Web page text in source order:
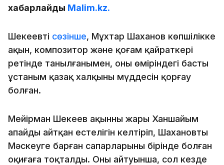
хабарлайды Malim.kz.
Шекеевтің сөзінше, Мұхтар Шаханов көпшілікке
ақын, композитор және қоғам қайраткері
ретінде танылғанымен, оның өміріндегі басты
ұстаным қазақ халқының мүддесін қорғау
болған.
Мейірман Шекеев ақынның жары Ханшайым
апайдың айтқан естелігін келтіріп, Шахановтың
Мәскеуге барған сапарларының бірінде болған
оқиғаға тоқталды. Оның айтуынша, сол кезде